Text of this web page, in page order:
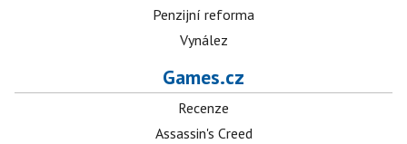
Penzijní reforma
Vynález
Games.cz
Recenze
Assassin's Creed